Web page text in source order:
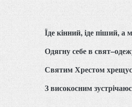
Їде кінний, іде піший, а
Одягну себе в
Святим Хрестом
З високосним